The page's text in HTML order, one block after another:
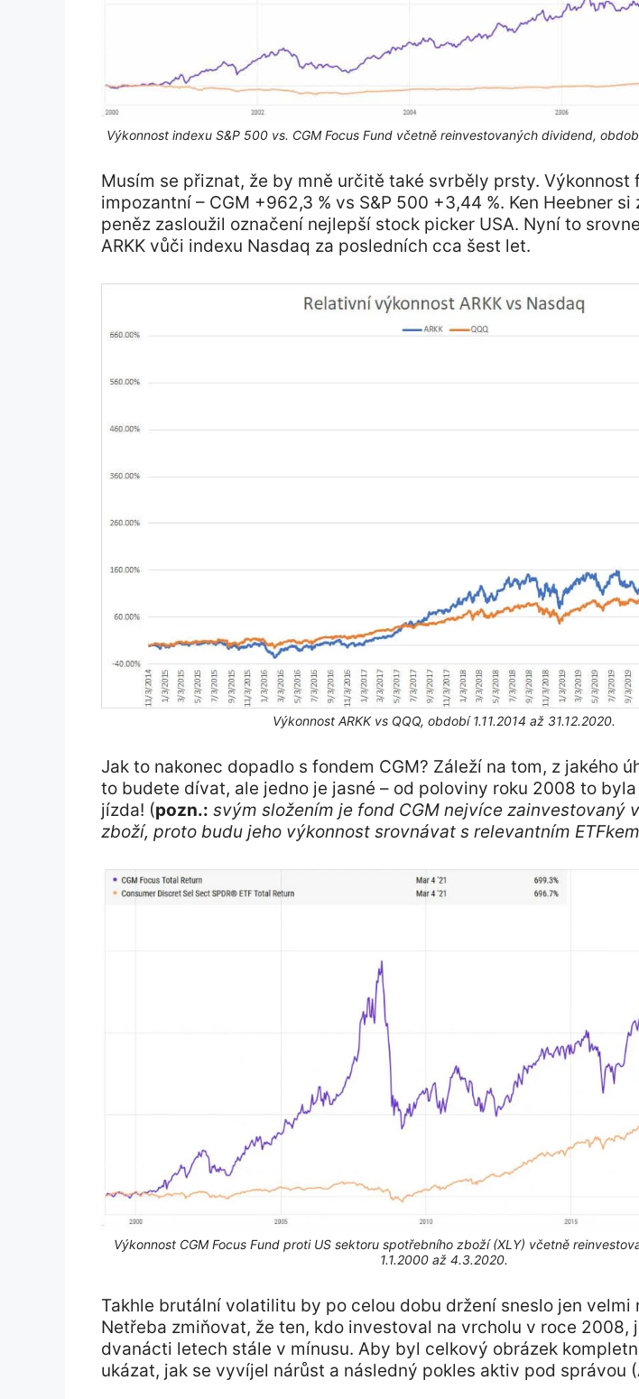
Výkonnost indexu S&P 500 vs. CGM Focus Fund včetně reinvestovaných dividend,
Musím se přiznat, že by mně určitě také svrběly prsty. Výkonnost
impozantní – CGM +962,3 % vs S&P 500 +3,44 %. Ken Heebner
peněz zasloužil označení nejlepší stock picker USA. Nyní to
ARKK vůči indexu Nasdaq za posledních cca šest let.
Výkonnost ARKK vs QQQ, období 1.11.2014 až 31.12.2020.
Jak to nakonec dopadlo s fondem CGM? Záleží na tom, z jakého
to budete dívat, ale jedno je jasné – od poloviny roku 2008 to
jízda! (pozn.: svým složením je fond CGM nejvíce zainvestovaný
zboží, proto budu jeho výkonnost srovnávat s relevantním
Výkonnost CGM Focus Fund proti US sektoru spotřebního zboží (XLY) včetně
1.1.2000 až 4.3.2020.
Takhle brutální volatilitu by po celou dobu držení sneslo jen velmi
Netřeba zmiňovat, že ten, kdo investoval na vrcholu v roce 2008,
dvanácti letech stále v mínusu. Aby byl celkový obrázek
ukázat, jak se vyvíjel nárůst a následný pokles aktiv pod správou